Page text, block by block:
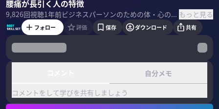
腰痛が長引く人の特徴
9,826回視聴1年前 ビジネスパーソンのための体・心の鍛え方を一流の専門家から学ぶ。国民病とも言われる腰痛。長引く人の特徴は意外なところにあり？ ＜ゲスト＞ 三木貴弘／理学療法士 株式会社PREVENT Insight Lab シニアリサーチャー 北海道大学大学院博士課程修了 オーストラリア留学、病院での勤務を経て、現在は腰痛・生活習慣病の研究・調査を行う ＜目次＞ もっと見る
三木貴弘国山ハセン
フォロー 評価 保存 ダウンロード 共有
自分メモ
コメントをして学びを共有しましょう